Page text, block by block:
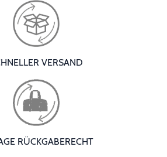
VERSAND
RÜCKGABERECHT